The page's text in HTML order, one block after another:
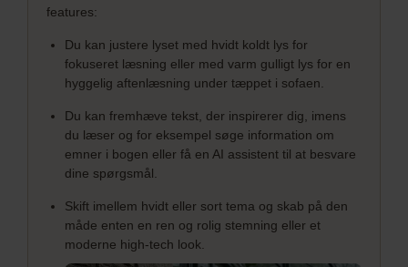
features:
Du kan justere lyset med hvidt koldt lys for
fokuseret læsning eller med varm gulligt lys for en
hyggelig aftenlæsning under tæppet i sofaen.
Du kan fremhæve tekst, der inspirerer dig, imens
du læser og for eksempel søge information om
emner i bogen eller få en AI assistent til at besvare
dine spørgsmål.
Skift imellem hvidt eller sort tema og skab på den
måde enten en ren og rolig stemning eller et
moderne high-tech look.